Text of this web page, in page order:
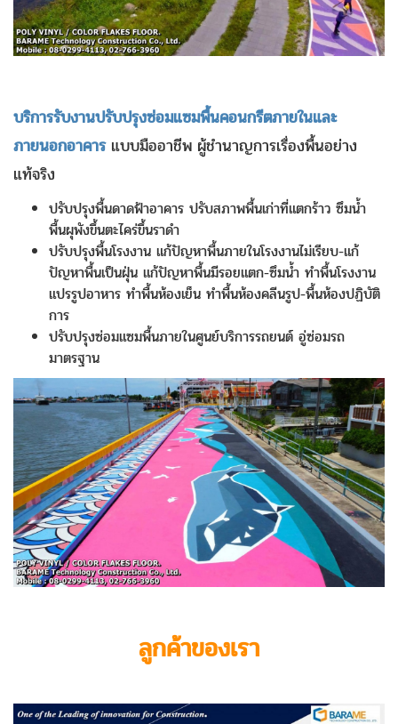
บริการรับงานปรับปรุงซ่อมแซมพื้นคอนกรีตภายในและ
ภายนอกอาคาร แบบมืออาชีพ ผู้ชำนาญการเรื่องพื้นอย่าง
แท้จริง
ปรับปรุงพื้นดาดฟ้าอาคาร ปรับสภาพพื้นเก่าที่แตกร้าว ซึมน้ำ
พื้นผุพังขึ้นตะไคร่ขึ้นราดำ
ปรับปรุงพื้นโรงงาน แก้ปัญหาพื้นภายในโรงงานไม่เรียบ-แก้
ปัญหาพื้นเป็นฝุ่น แก้ปัญหาพื้นมีรอยแตก-ซึมน้ำ ทำพื้นโรงงาน
แปรรูปอาหาร ทำพื้นห้องเย็น ทำพื้นห้องคลีนรูป-พื้นห้องปฏิบัติ
การ
ปรับปรุงซ่อมแซมพื้นภายในศูนย์บริการรถยนต์ อู่ซ่อมรถ
มาตรฐาน
ลูกค้าของเรา